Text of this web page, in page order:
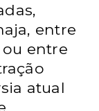
entre
entre
atual